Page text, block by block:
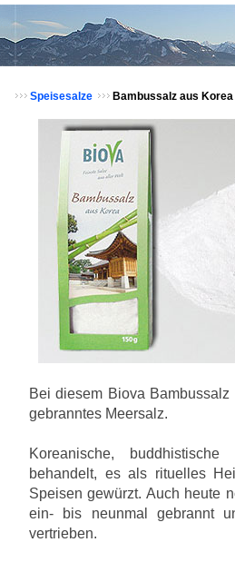
Speisesalze Bambussalz aus
Bei diesem Biova
gebranntes Meersalz.
Koreanische,
behandelt, es als rituelles
Speisen gewürzt. Auch heute
ein- bis neunmal gebrannt
vertrieben.